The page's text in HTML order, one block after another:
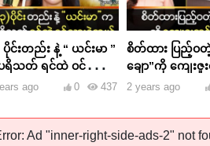
ပိုင်းတည်း နဲ့ “ ယင်းမာ ”
သတ် ရင်ထဲ ဝင်သွားခဲ့
ago 437
0
စိတ်ထား ပြည့်ဝ
ချော”ကို ကျေးဇူ
တယ်
2 years ago
Ad "inner-right-side-ads-2" not